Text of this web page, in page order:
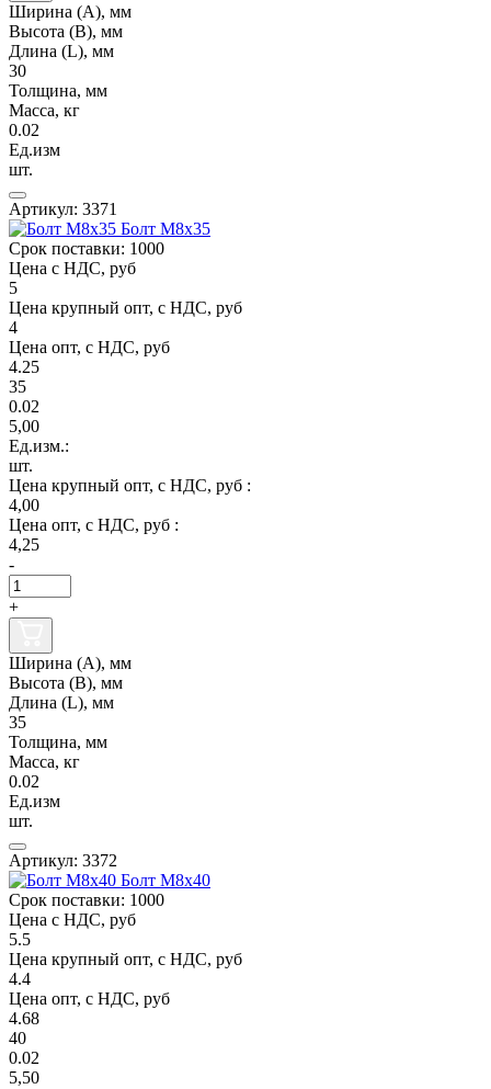
Ширина (А), мм
Высота (В), мм
Длина (L), мм
30
Толщина, мм
Масса, кг
0.02
Ед.изм
шт.
Артикул: 3371
Болт М8х35
Срок поставки: 1000
Цена с НДС, руб
5
Цена крупный опт, с НДС, руб
4
Цена опт, с НДС, руб
4.25
35
0.02
5,00
Ед.изм.:
шт.
Цена крупный опт, с НДС, руб :
4,00
Цена опт, с НДС, руб :
4,25
-
+
Ширина (А), мм
Высота (В), мм
Длина (L), мм
35
Толщина, мм
Масса, кг
0.02
Ед.изм
шт.
Артикул: 3372
Болт М8х40
Срок поставки: 1000
Цена с НДС, руб
5.5
Цена крупный опт, с НДС, руб
4.4
Цена опт, с НДС, руб
4.68
40
0.02
5,50